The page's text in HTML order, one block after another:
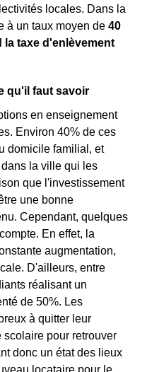
locales. Dans la
à un taux moyen de 40
la taxe d'enlèvement
qu'il faut savoir
en enseignement
Environ 40% de ces
domicile familial, et
la ville qui les
que l'investissement
une bonne
Cependant, quelques
En effet, la
augmentation,
D'ailleurs, entre
réalisant un
de 50%. Les
à quitter leur
pour retrouver
donc un état des lieux
locataire pour le